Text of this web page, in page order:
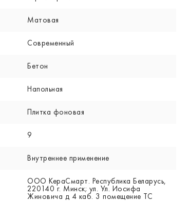
Матовая
Современный
Бетон
Напольная
Плитка фоновая
9
Внутреннее применение
ООО КераСмарт. Республика Беларусь,
220140 г. Минск; ул. Ул. Иосифа
Жиновича д 4 каб. 3 помещение ТС